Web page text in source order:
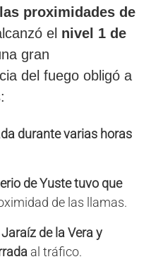
proximidades de
el nivel 1 de
gran
del fuego obligó a
durante varias horas
de Yuste tuvo que
de las llamas.
de la Vera y
al tráfico.